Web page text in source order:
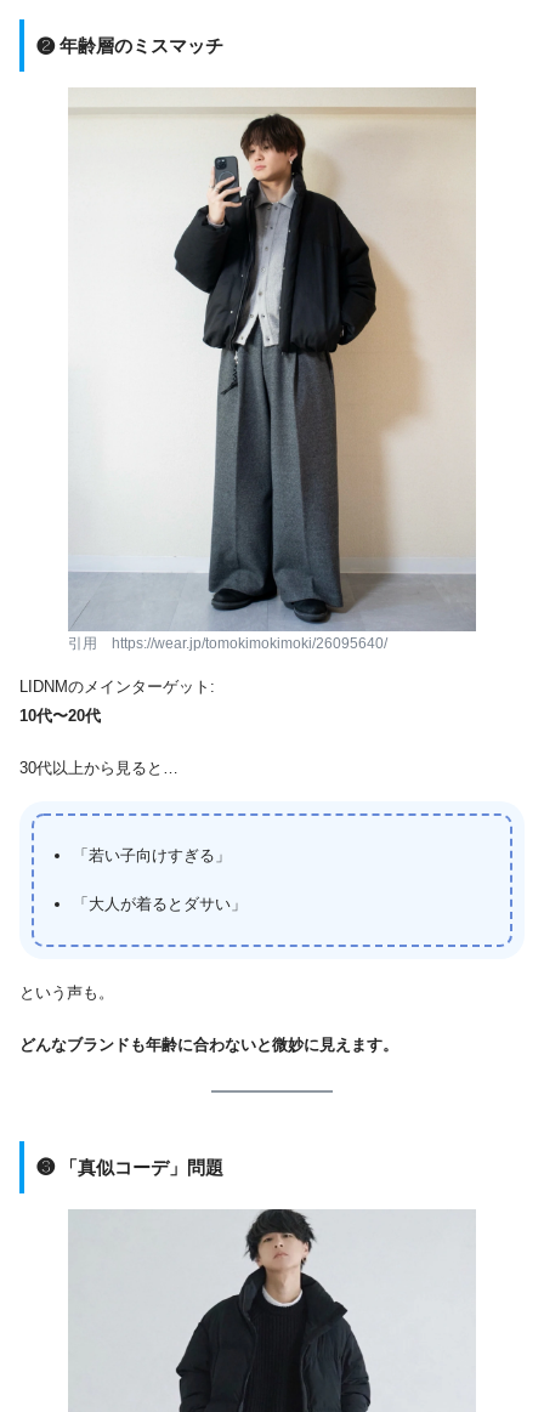
❷ 年齢層のミスマッチ
引用 https://wear.jp/tomokimokimoki/26095640/
LIDNMのメインターゲット:
10代〜20代
30代以上から見ると…
「若い子向けすぎる」
「大人が着るとダサい」
という声も。
どんなブランドも年齢に合わないと微妙に見えます。
❸ 「真似コーデ」問題